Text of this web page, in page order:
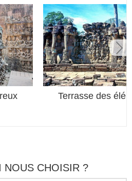
Terrasse des
NOUS CHOISIR ?